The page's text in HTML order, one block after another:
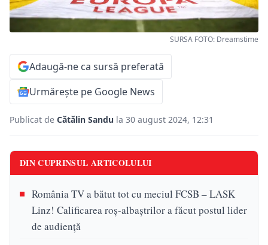
SURSA FOTO: Dreamstime
Adaugă-ne ca sursă preferată
Urmărește pe Google News
Publicat de Cătălin Sandu la 30 august 2024, 12:31
DIN CUPRINSUL ARTICOLULUI
România TV a bătut tot cu meciul FCSB – LASK
Linz! Calificarea roș-albaștrilor a făcut postul lider
de audiență